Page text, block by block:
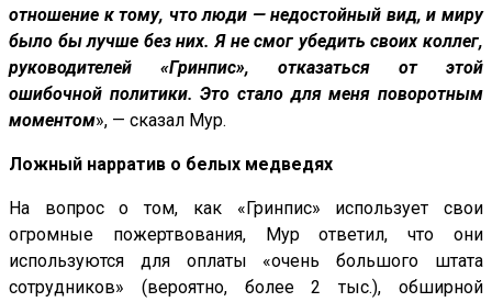
отношение к тому, что люди — недостойный вид, и миру
было бы лучше без них. Я не смог убедить своих коллег,
руководителей «Гринпис», отказаться от этой
ошибочной политики. Это стало для меня поворотным
моментом», — сказал Мур.
Ложный нарратив о белых медведях
На вопрос о том, как «Гринпис» использует свои
огромные пожертвования, Мур ответил, что они
используются для оплаты «очень большого штата
сотрудников» (вероятно, более 2 тыс.), обширной